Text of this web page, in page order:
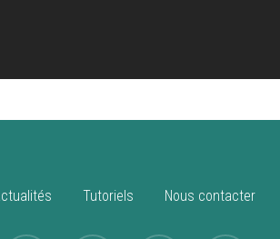
Tutoriels Nous contacter